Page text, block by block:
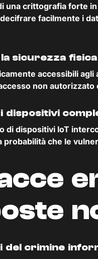
una crittografia forte
facilmente i
sicurezza fisica
accessibili
non autorizzato
dispositivi
di dispositivi IoT
probabilità che le
del crimine